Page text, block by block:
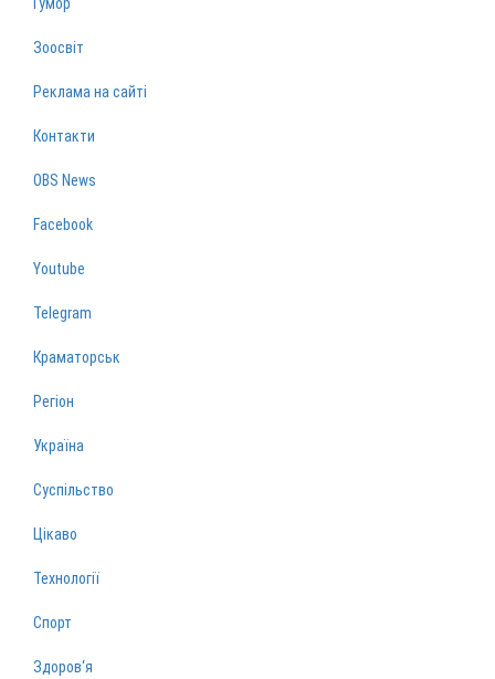
Зоосвіт
Реклама на сайті
Контакти
OBS News
Facebook
Youtube
Telegram
Краматорськ
Регіон
Україна
Суспільство
Цікаво
Технології
Спорт
Здоров‘я